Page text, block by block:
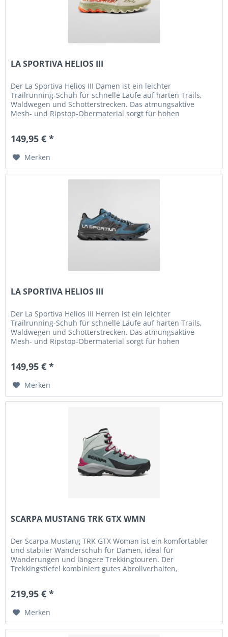
LA SPORTIVA HELIOS III
Der La Sportiva Helios III Damen ist ein leichter
Trailrunning-Schuh für schnelle Läufe auf harten Trails,
Waldwegen und Schotterstrecken. Das atmungsaktive
Mesh- und Ripstop-Obermaterial sorgt für hohen
149,95 € *
Merken
LA SPORTIVA HELIOS III
Der La Sportiva Helios III Herren ist ein leichter
Trailrunning-Schuh für schnelle Läufe auf harten Trails,
Waldwegen und Schotterstrecken. Das atmungsaktive
Mesh- und Ripstop-Obermaterial sorgt für hohen
149,95 € *
Merken
SCARPA MUSTANG TRK GTX WMN
Der Scarpa Mustang TRK GTX Woman ist ein komfortabler
und stabiler Wanderschuh für Damen, ideal für
Wanderungen und längere Trekkingtouren. Der
Trekkingstiefel kombiniert gutes Abrollverhalten,
219,95 € *
Merken